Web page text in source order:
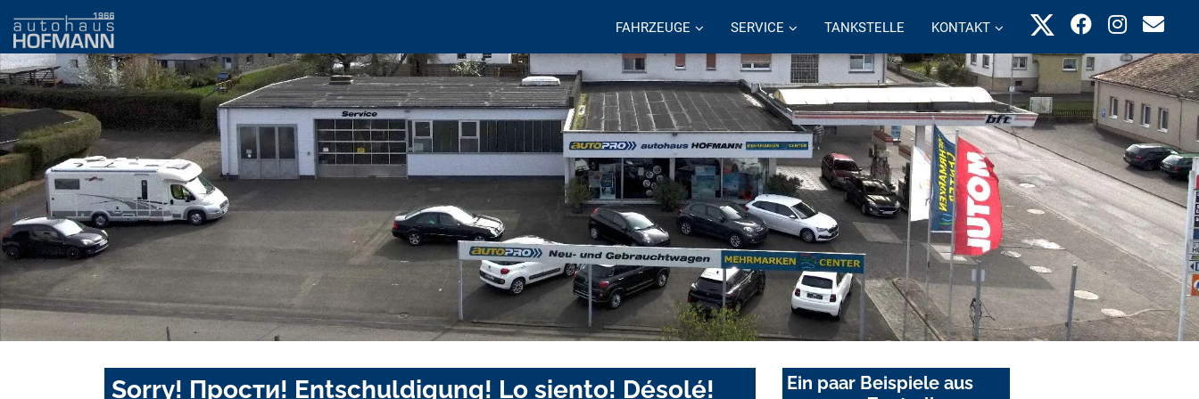
FAHRZEUGE SERVICE TANKSTELLE KONTAKT
Sorry! Прости! Entschuldigung! Lo siento! Désolé!
Ein paar Beispiele aus